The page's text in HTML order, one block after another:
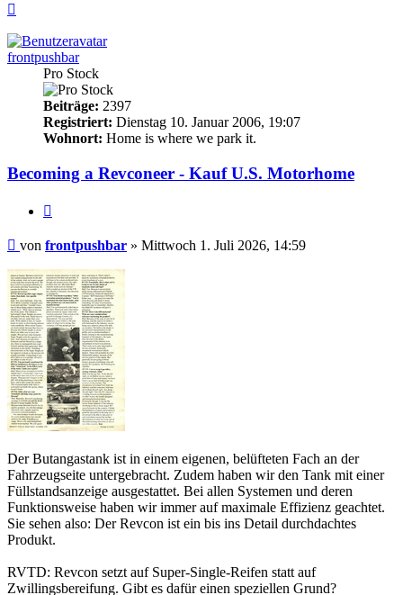
frontpushbar
Pro Stock
Beiträge: 2397
Registriert: Dienstag 10. Januar 2006, 19:07
Wohnort: Home is where we park it.
Becoming a Revconeer - Kauf U.S. Motorhome
Beitrag
von frontpushbar » Mittwoch 1. Juli 2026, 14:59
Der Butangastank ist in einem eigenen, belüfteten Fach an der
Fahrzeugseite untergebracht. Zudem haben wir den Tank mit einer
Füllstandsanzeige ausgestattet. Bei allen Systemen und deren
Funktionsweise haben wir immer auf maximale Effizienz geachtet.
Sie sehen also: Der Revcon ist ein bis ins Detail durchdachtes
Produkt.
RVTD: Revcon setzt auf Super-Single-Reifen statt auf
Zwillingsbereifung. Gibt es dafür einen speziellen Grund?